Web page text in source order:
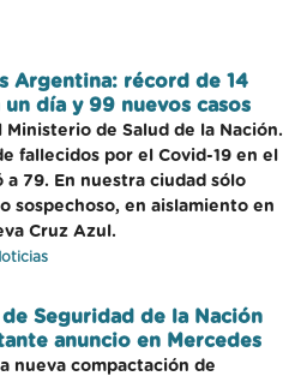
Argentina: récord de 14
un día y 99 nuevos casos
Ministerio de Salud de la Nación.
fallecidos por el Covid-19 en el
a 79. En nuestra ciudad sólo
sospechoso, en aislamiento en
Cruz Azul.
de Seguridad de la Nación
anuncio en Mercedes
nueva compactación de